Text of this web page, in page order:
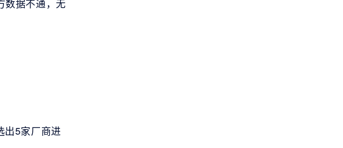
数据不通，无
出5家厂商进